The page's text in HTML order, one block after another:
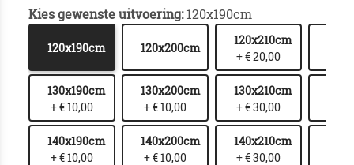
Kies gewenste uitvoering: 120x190cm
120x190cm 120x200cm
120x210cm
+ € 20,00
130x190cm
+ € 10,00
130x200cm
+ € 10,00
130x210cm
+ € 30,00
140x190cm
+ € 10,00
140x200cm
+ € 10,00
140x210cm
+ € 30,00